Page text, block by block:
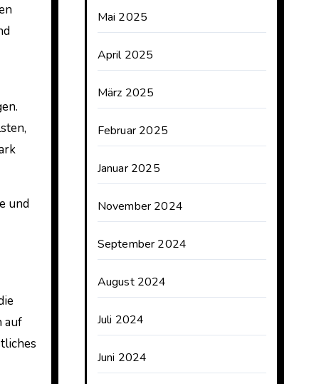
und
auf
Mai 2025
April 2025
März 2025
Februar 2025
Januar 2025
November 2024
September 2024
August 2024
Juli 2024
Juni 2024